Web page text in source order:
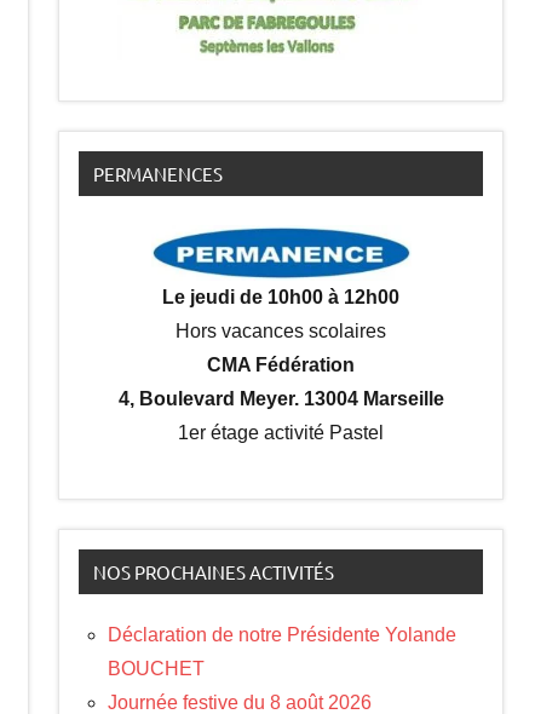
PERMANENCES
Le jeudi de 10h00 à 12h00
Hors vacances scolaires
CMA Fédération
4, Boulevard Meyer. 13004 Marseille
1er étage activité Pastel
NOS PROCHAINES ACTIVITÉS
Déclaration de notre Présidente Yolande
BOUCHET
Journée festive du 8 août 2026